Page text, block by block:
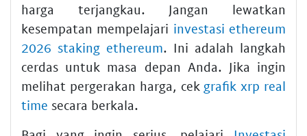
harga terjangkau. Jangan lewatkan
kesempatan mempelajari investasi ethereum
2026 staking ethereum. Ini adalah langkah
cerdas untuk masa depan Anda. Jika ingin
melihat pergerakan harga, cek grafik xrp real
time secara berkala.